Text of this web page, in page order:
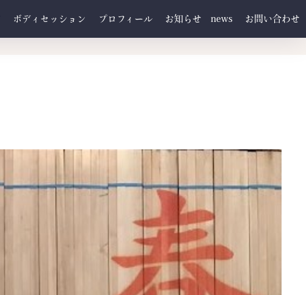
ボディセッション プロフィール お知らせ news お問い合わせ